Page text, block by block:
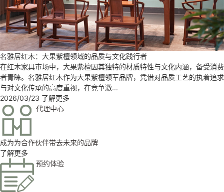
名雅居红木：以缅甸花梨解锁理想家居密码
在如今的红木家具市场中，缅甸花梨凭借自身特性成为消费者目光聚焦之
处，名雅居红木精准锁定这一材质，凭借专业实力为消费者构筑理想家
居。缅甸花梨，学名为大果紫檀。其木...
2026/04/11 了解更多
代理中心
成为为合作伙伴带去未来的品牌
了解更多
预约体验